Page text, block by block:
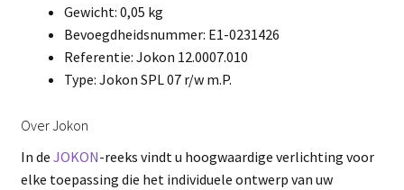
Gewicht: 0,05 kg
Bevoegdheidsnummer: E1-0231426
Referentie: Jokon 12.0007.010
Type: Jokon SPL 07 r/w m.P.
Over Jokon
In de JOKON-reeks vindt u hoogwaardige verlichting voor
elke toepassing die het individuele ontwerp van uw